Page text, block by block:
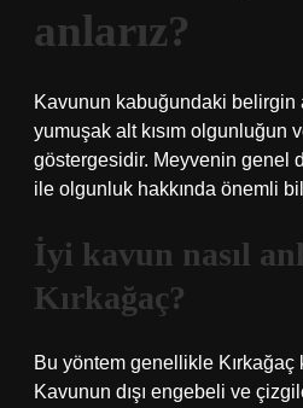
anlarız?
Kavunun kabuğundaki belirgin
yumuşak alt kısım olgunluğun
göstergesidir. Meyvenin genel
ile olgunluk hakkında önemli
İyi kavun nasıl
Kırkağaç?
Bu yöntem genellikle Kırkağaç
Kavunun dışı engebeli ve